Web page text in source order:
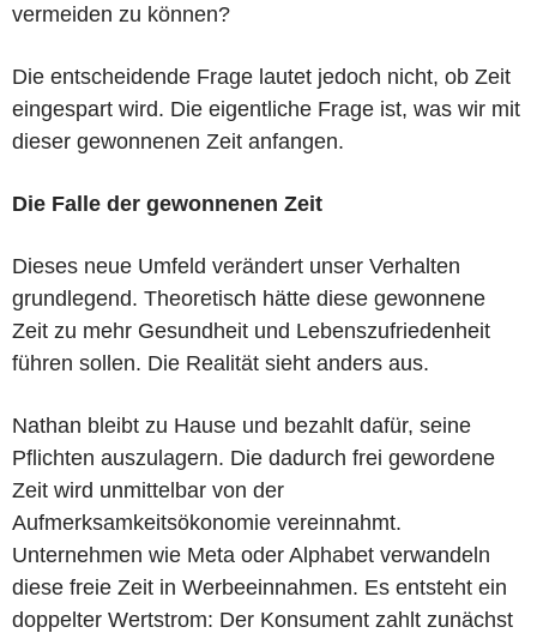
vermeiden zu können?
Die entscheidende Frage lautet jedoch nicht, ob Zeit
eingespart wird. Die eigentliche Frage ist, was wir mit
dieser gewonnenen Zeit anfangen.
Die Falle der gewonnenen Zeit
Dieses neue Umfeld verändert unser Verhalten
grundlegend. Theoretisch hätte diese gewonnene
Zeit zu mehr Gesundheit und Lebenszufriedenheit
führen sollen. Die Realität sieht anders aus.
Nathan bleibt zu Hause und bezahlt dafür, seine
Pflichten auszulagern. Die dadurch frei gewordene
Zeit wird unmittelbar von der
Aufmerksamkeitsökonomie vereinnahmt.
Unternehmen wie Meta oder Alphabet verwandeln
diese freie Zeit in Werbeeinnahmen. Es entsteht ein
doppelter Wertstrom: Der Konsument zahlt zunächst